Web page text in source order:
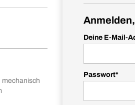
mechanisch
Deine E-Mail-
Passwort*